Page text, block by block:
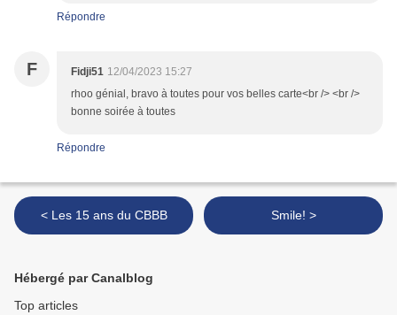
Répondre
F Fidji51 12/04/2023 15:27
rhoo génial, bravo à toutes pour vos belles carte<br /> <br />
bonne soirée à toutes
Répondre
< Les 15 ans du CBBB Smile! >
Hébergé par Canalblog
Top articles